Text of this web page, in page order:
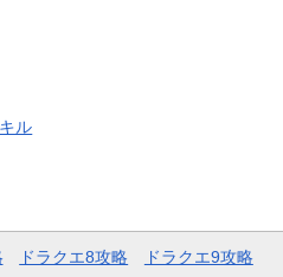
ル
ドラクエ8攻略
ドラクエ9攻略